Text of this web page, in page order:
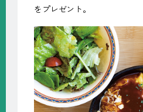
をプレゼント。